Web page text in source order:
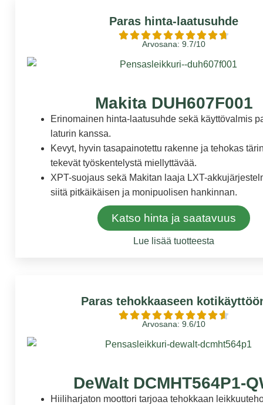
Paras hinta-laatusuhde
Arvosana: 9.7/10
Makita DUH607F001
Erinomainen hinta-laatusuhde sekä käyttövalmis
laturin kanssa.
Kevyt, hyvin tasapainotettu rakenne ja tehokas
tekevät työskentelystä miellyttävää.
XPT-suojaus sekä Makitan laaja LXT-
siitä pitkäikäisen ja monipuolisen hankinnan.
Katso hinta ja saatavuus
Lue lisää tuotteesta
Paras tehokkaaseen
Arvosana: 9.6/10
DeWalt DCMHT564P1-
Hiiliharjaton moottori tarjoaa tehokkaan